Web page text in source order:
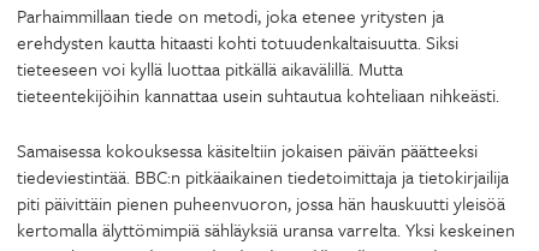
Parhaimmillaan tiede on metodi, joka etenee yritysten ja
erehdysten kautta hitaasti kohti totuudenkaltaisuutta. Siksi
tieteeseen voi kyllä luottaa pitkällä aikavälillä. Mutta
tieteentekijöihin kannattaa usein suhtautua kohteliaan nihkeästi.
Samaisessa kokouksessa käsiteltiin jokaisen päivän päätteeksi
tiedeviestintää. BBC:n pitkäaikainen tiedetoimittaja ja tietokirjailija
piti päivittäin pienen puheenvuoron, jossa hän hauskuutti yleisöä
kertomalla älyttömimpiä sähläyksiä uransa varrelta. Yksi keskeinen